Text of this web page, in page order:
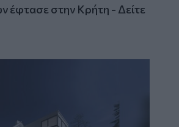
έφτασε στην Κρήτη - Δείτε